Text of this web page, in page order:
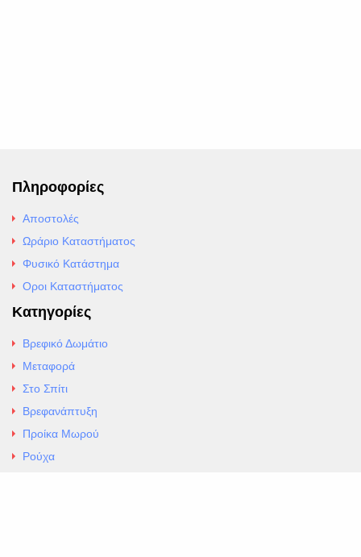
Πληροφορίες
Αποστολές
Ωράριο Καταστήματος
Φυσικό Κατάστημα
Οροι Καταστήματος
Κατηγορίες
Βρεφικό Δωμάτιο
Μεταφορά
Στο Σπίτι
Βρεφανάπτυξη
Προίκα Μωρού
Ρούχα